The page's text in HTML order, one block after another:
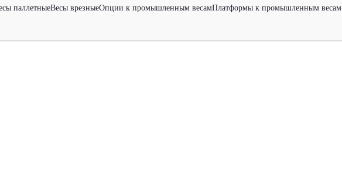
паллетныеВесы врезныеОпции к промышленным весамПлатформы к промышленным весам